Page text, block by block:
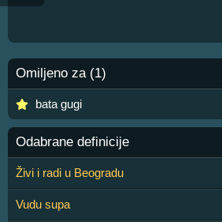
Omiljeno za (1)
bata gugi
Odabrane definicije
Živi i radi u Beogradu
Vudu supa